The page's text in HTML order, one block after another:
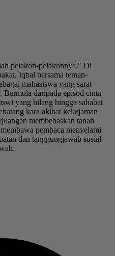
pelakon-pelakonnya." Di
Iqbal bersama teman-
mahasiswa yang sarat
daripada episod cinta
yang hilang hingga sahabat
kara akibat kekejaman
membebaskan tanah
pembaca menyelami
dan tanggungjawab sosial